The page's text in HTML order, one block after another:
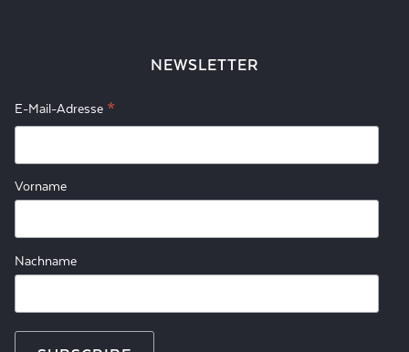
NEWSLETTER
E-Mail-Adresse *
Vorname
Nachname